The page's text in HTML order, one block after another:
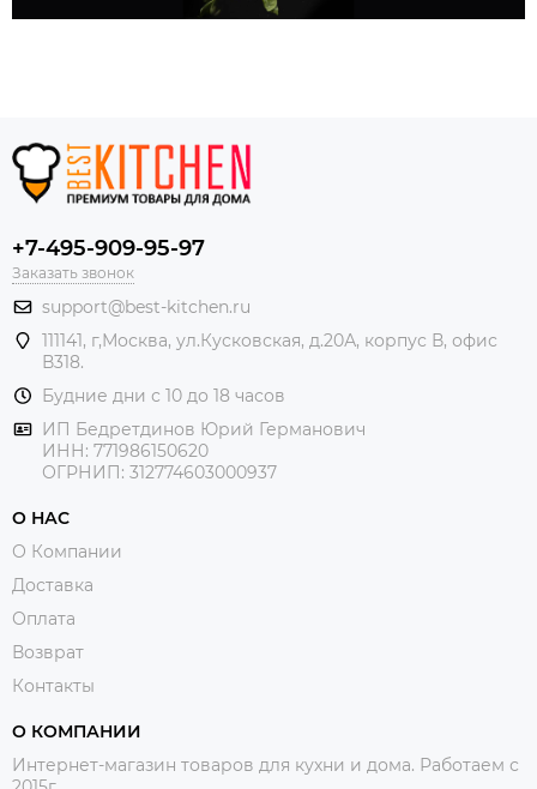
+7-495-909-95-97
Заказать звонок
support@best-kitchen.ru
111141, г,Москва, ул.Кусковская, д.20А, корпус В, офис
В318.
Будние дни с 10 до 18 часов
ИП Бедретдинов Юрий Германович
ИНН: 771986150620
ОГРНИП: 312774603000937
О НАС
О Компании
Доставка
Оплата
Возврат
Контакты
О КОМПАНИИ
Интернет-магазин товаров для кухни и дома. Работаем с